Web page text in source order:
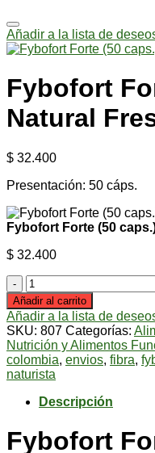
Añadir a la lista de
Fybofort
Natural
$ 32.400
Presentación: 50 cáps.
Fybofort Forte (50
$ 32.400
Fybofort
Forte
(50
caps.)
Natural
Freshly
cantidad
Añadir al carrito
Añadir a la lista de
SKU: 807 Categorías:
Nutrición y Alimentos
colombia, envios, fibra,
naturista
Descripción
Fybofort